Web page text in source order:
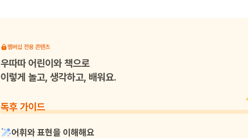
멤버십 전용 콘텐츠
우따따어린이와 책으로
이렇게 놀고, 생각하고, 배워요.
독후 가이드
어휘와 표현을 이해해요